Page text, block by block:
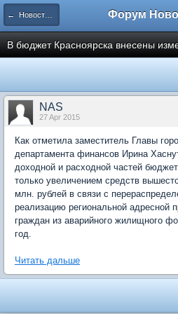
← Новости рынка недвижимости
В бюджет Красноярска внесены
NAS
27 Apr 2015
Как отметила заместитель Главы
департамента финансов Ирина
доходной и расходной частей
только увеличением средств
млн. рублей в связи с
реализацию региональной адресной
граждан из аварийного жилищного
год.
Читать дальше